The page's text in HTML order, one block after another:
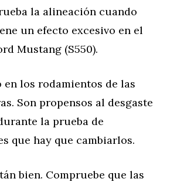
la alineación cuando
un efecto excesivo en el
Mustang (S550).
en los rodamientos de las
Son propensos al desgaste
la prueba de
que hay que cambiarlos.
bien. Compruebe que las